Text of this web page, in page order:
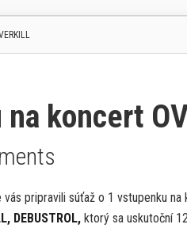
koncert
pripravili súťaž o 1 vstupenku na
DEBUSTROL, ktorý sa uskutoční